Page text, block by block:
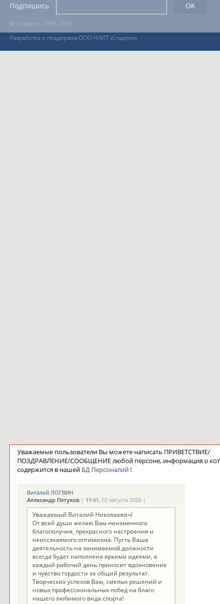
© Стадион, 1998-2026
Разработка и поддержка ООО НАИТ «Стадион»
Подпишись
Уважаемые пользователи Вы можете написать ПРИВЕТСТВИЕ/
ПОЗДРАВЛЕНИЕ/СООБЩЕНИЕ любой персоне, информация о
содержится в нашей БД Персоналий!
Виталий ЛОГВИН
Александр Петухов| 11:41, 02 августа 2026 |
Уважаемый Виталий Николаевич!
От всей души желаю Вам неизменного
благополучия, прекрасного настроения и
неиссякаемого оптимизма. Пусть Ваша
деятельность на занимаемой должности
всегда будет наполнена яркими идеями, а
каждый рабочий день приносит вдохновение
и чувство гордости за общий результат.
Творческих успехов Вам, смелых решений и
новых профессиональных побед на благо
нашего любимого вида спорта!